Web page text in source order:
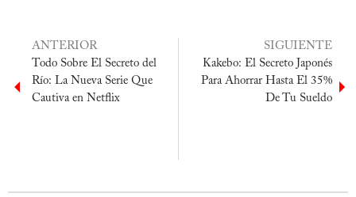
ANTERIOR
Todo Sobre El Secreto del
Río: La Nueva Serie Que
Cautiva en Netflix
SIGUIENTE
Kakebo: El Secreto Japonés
Para Ahorrar Hasta El 35%
De Tu Sueldo